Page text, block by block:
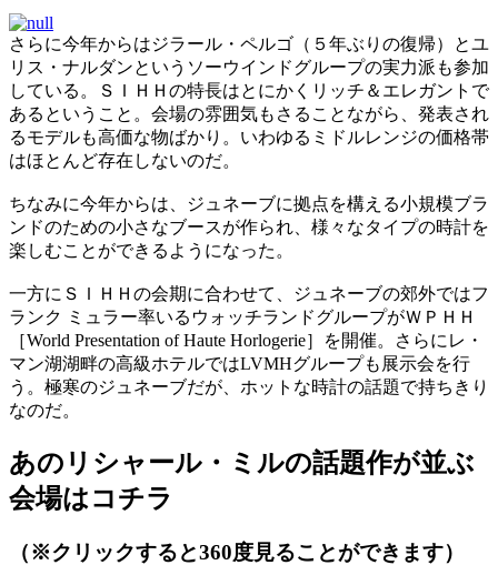
さらに今年からはジラール・ペルゴ（５年ぶりの復帰）とユ
リス・ナルダンというソーウインドグループの実力派も参加
している。ＳＩＨＨの特長はとにかくリッチ＆エレガントで
あるということ。会場の雰囲気もさることながら、発表され
るモデルも高価な物ばかり。いわゆるミドルレンジの価格帯
はほとんど存在しないのだ。
ちなみに今年からは、ジュネーブに拠点を構える小規模ブラ
ンドのための小さなブースが作られ、様々なタイプの時計を
楽しむことができるようになった。
一方にＳＩＨＨの会期に合わせて、ジュネーブの郊外ではフ
ランク ミュラー率いるウォッチランドグループがＷＰＨＨ
［World Presentation of Haute Horlogerie］を開催。さらにレ・
マン湖湖畔の高級ホテルではLVMHグループも展示会を行
う。極寒のジュネーブだが、ホットな時計の話題で持ちきり
なのだ。
あのリシャール・ミルの話題作が並ぶ
会場はコチラ
（※クリックすると360度見ることができます）